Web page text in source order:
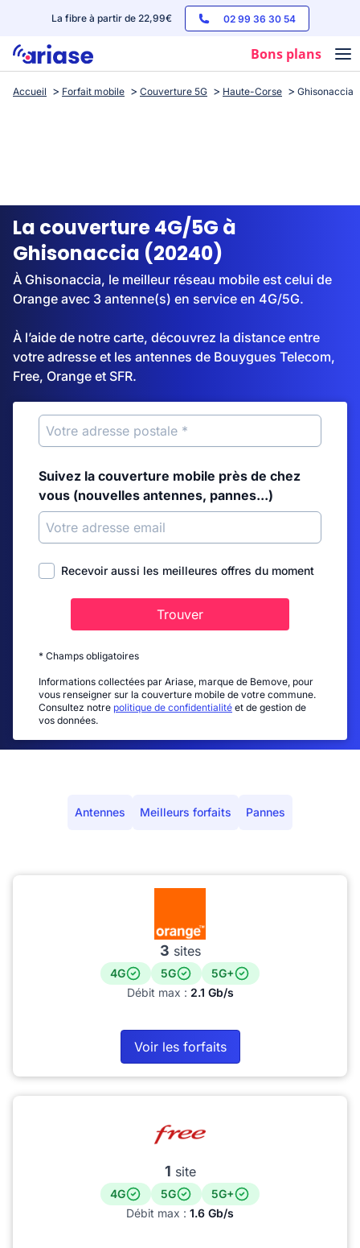
La fibre à partir de 22,99€ 02 99 36 30 54
Bons plans
Box internet
Streaming
Accueil Forfait mobile Couverture 5G Haute-Corse Ghisonaccia
La couverture 4G/5G à
Ghisonaccia (20240)
À Ghisonaccia, le meilleur réseau mobile est celui de
Orange avec 3 antenne(s) en service en 4G/5G.
À l’aide de notre carte, découvrez la distance entre
votre adresse et les antennes de Bouygues Telecom,
Free, Orange et SFR.
Suivez la couverture mobile près de chez
vous (nouvelles antennes, pannes...)
Recevoir aussi les meilleures offres du moment
Trouver
* Champs obligatoires
Informations collectées par Ariase, marque de Bemove, pour
vous renseigner sur la couverture mobile de votre commune.
Consultez notre politique de confidentialité et de gestion de
vos données.
Antennes Meilleurs forfaits Pannes
3 sites
4G 5G
5G+
Débit max : 2.1 Gb/s
Voir les forfaits
1 site
4G 5G
5G+
Débit max : 1.6 Gb/s